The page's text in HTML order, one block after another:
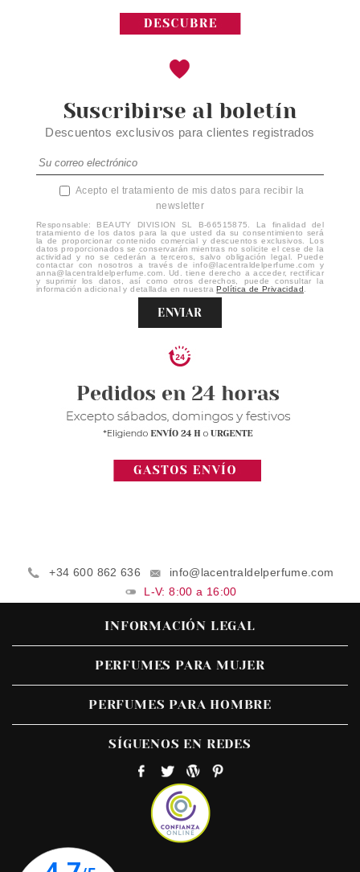
Suscribirse al boletín
Descuentos exclusivos para clientes registrados
Acepto el tratamiento de mis datos para recibir la
newsletter
Responsable: BEAUTY DIVISION SL B-66515875. La finalidad del
tratamiento de los datos para la que usted da su consentimiento será
la de proporcionar contenido comercial y descuentos exclusivos. Los
datos proporcionados se conservarán mientras no solicite el cese de la
actividad y no se cederán a terceros, salvo obligación legal. Puede
contactar con nosotros a través de info@lacentraldelperfume.com y
anna@lacentraldelperfume.com. Ud. tiene derecho a acceder, rectificar
y suprimir los datos, así como otros derechos, puede consultar la
información adicional y detallada en nuestraPolítica de Privacidad
ENVIAR
+34 600 862 636
info@lacentraldelperfume.com
L-V: 8:00 a 16:00
INFORMACIÓN LEGAL
PERFUMES PARA MUJER
PERFUMES PARA HOMBRE
SÍGUENOS EN REDES